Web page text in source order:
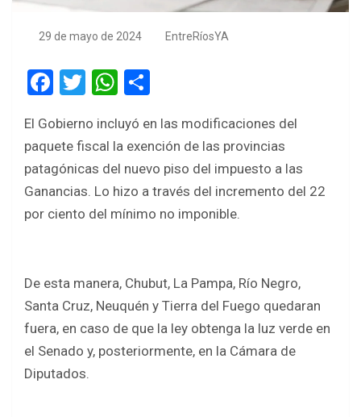
29 de mayo de 2024 EntreRíosYA
F
ce
b
o
o
T
tt
er
W
at
s
A
p
ar
e
El Gobierno incluyó en las modificaciones del
paquete fiscal la exención de las provincias
patagónicas del nuevo piso del impuesto a las
Ganancias. Lo hizo a través del incremento del 22
por ciento del mínimo no imponible.
De esta manera, Chubut, La Pampa, Río Negro,
Santa Cruz, Neuquén y Tierra del Fuego quedaran
fuera, en caso de que la ley obtenga la luz verde en
el Senado y, posteriormente, en la Cámara de
Diputados.